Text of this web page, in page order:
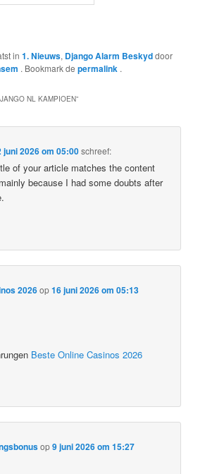
in1. Nieuws, Django Alarm Beskyddoor
. Bookmark depermalink .
NL KAMPIOEN”
juni 2026 om 05:00schreef:
of your article matches the content
because I had some doubts after
2026op16 juni 2026 om 05:13
Beste Online Casinos 2026
op9 juni 2026 om 15:27